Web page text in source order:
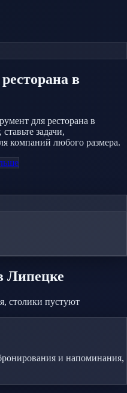
в
для ресторана в
задачи,
компаний любого размера.
Липецке
столики пустуют
и напоминания,